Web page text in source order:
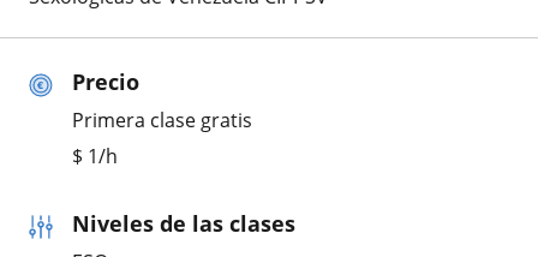
Precio
Primera clase gratis
$ 1/h
Niveles de las clases